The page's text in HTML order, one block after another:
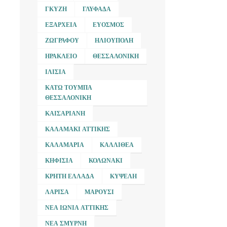
ΓΚΎΖΗ ΓΛΥΦΆΔΑ
ΕΞΆΡΧΕΙΑ ΕΎΟΣΜΟΣ
ΖΩΓΡΆΦΟΥ ΗΛΙΟΎΠΟΛΗ
ΗΡΆΚΛΕΙΟ ΘΕΣΣΑΛΟΝΊΚΗ
ΙΛΊΣΙΑ
ΚΆΤΩ ΤΟΎΜΠΑ
ΘΕΣΣΑΛΟΝΊΚΗ
ΚΑΙΣΑΡΙΑΝΉ
ΚΑΛΑΜΆΚΙ ΑΤΤΙΚΉΣ
ΚΑΛΑΜΑΡΙΆ ΚΑΛΛΙΘΈΑ
ΚΗΦΙΣΙΆ ΚΟΛΩΝΆΚΙ
ΚΡΉΤΗ ΕΛΛΆΔΑ ΚΥΨΈΛΗ
ΛΆΡΙΣΑ ΜΑΡΟΎΣΙ
ΝΈΑ ΙΩΝΊΑ ΑΤΤΙΚΉΣ
ΝΈΑ ΣΜΎΡΝΗ